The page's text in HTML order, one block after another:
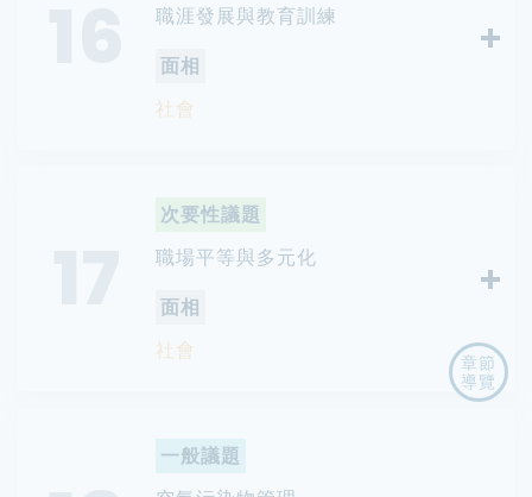
職涯發展與教育訓練
面相
社會
次要性議題
職場平等與多元化
面相
社會
一般議題
章節
導覽